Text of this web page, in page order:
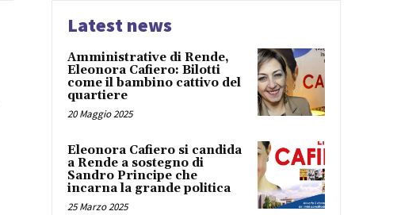
Latest news
Amministrative di Rende,
Eleonora Cafiero: Bilotti
come il bambino cattivo del
quartiere
20 Maggio 2025
Eleonora Cafiero si candida
a Rende a sostegno di
Sandro Principe che
incarna la grande politica
25 Marzo 2025